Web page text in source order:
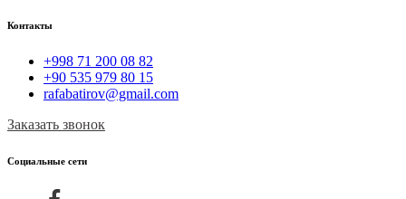
Контакты
+998 71 200 08 82
+90 535 979 80 15
rafabatirov@gmail.com
Заказать звонок
Социальные сети